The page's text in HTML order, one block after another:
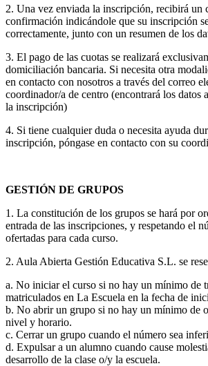
2. Una vez enviada la inscripción, recibirá un
confirmación indicándole que su inscripción
correctamente, junto con un resumen de los
3. El pago de las cuotas se realizará
domiciliación bancaria. Si necesita otra
en contacto con nosotros a través del correo
coordinador/a de centro (encontrará los datos
la inscripción)
4. Si tiene cualquier duda o necesita ayuda
inscripción, póngase en contacto con su
GESTIÓN DE GRUPOS
1. La constitución de los grupos se hará por
entrada de las inscripciones, y respetando el
ofertadas para cada curso.
2. Aula Abierta Gestión Educativa S.L. se
a. No iniciar el curso si no hay un mínimo de
matriculados en La Escuela en la fecha de
b. No abrir un grupo si no hay un mínimo de
nivel y horario.
c. Cerrar un grupo cuando el número sea
d. Expulsar a un alumno cuando cause
desarrollo de la clase o/y la escuela.